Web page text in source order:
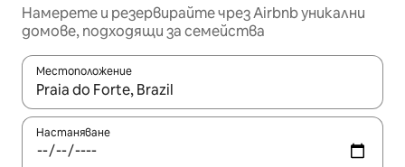
Намерете и резервирайте чрез Airbnb уникални
домове, подходящи за семейства
Местоположение
Когато резултатите се покажат, използвайте
Настаняване